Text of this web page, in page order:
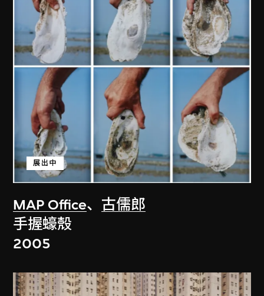
MAP Office、 古儒郎
展出中
手握蠔殼
2005